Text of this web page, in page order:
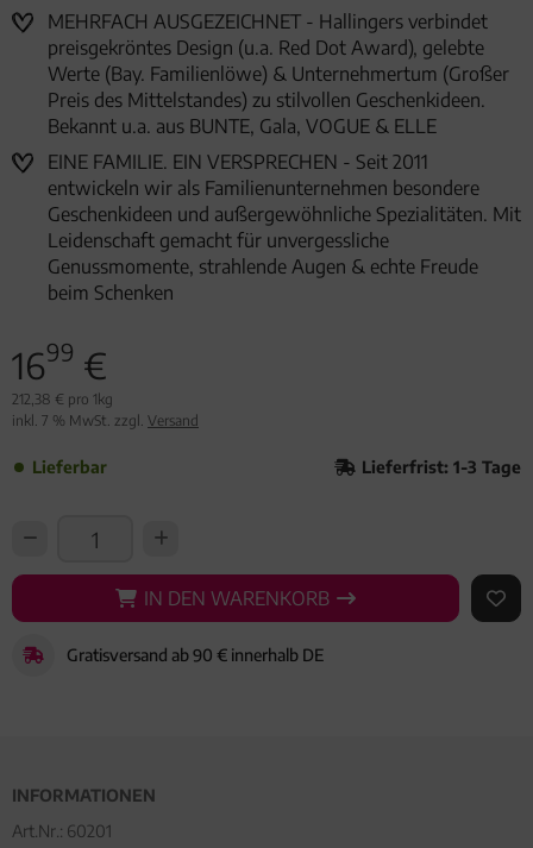
MEHRFACH AUSGEZEICHNET - Hallingers verbindet
preisgekröntes Design (u.a. Red Dot Award), gelebte
Werte (Bay. Familienlöwe) & Unternehmertum (Großer
Preis des Mittelstandes) zu stilvollen Geschenkideen.
Bekannt u.a. aus BUNTE, Gala, VOGUE & ELLE
EINE FAMILIE. EIN VERSPRECHEN - Seit 2011
entwickeln wir als Familienunternehmen besondere
Geschenkideen und außergewöhnliche Spezialitäten. Mit
Leidenschaft gemacht für unvergessliche
Genussmomente, strahlende Augen & echte Freude
beim Schenken
1699 €
212,38 € pro 1kg
inkl. 7 % MwSt. zzgl. Versand
Lieferbar Lieferfrist: 1-3 Tage
IN DEN WARENKORB
IN DEN WARENKORB AUF
Gratisversand ab 90 € innerhalb DE
INFORMATIONEN
Art.Nr.: 60201